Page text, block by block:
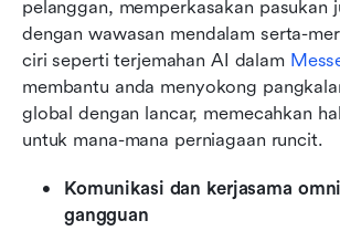
pelanggan, memperkasakan pasukan
dengan wawasan mendalam serta-
ciri seperti terjemahan AI dalam
membantu anda menyokong
global dengan lancar, memecahkan
untuk mana-mana perniagaan runcit.
Komunikasi dan kerjasama
gangguan